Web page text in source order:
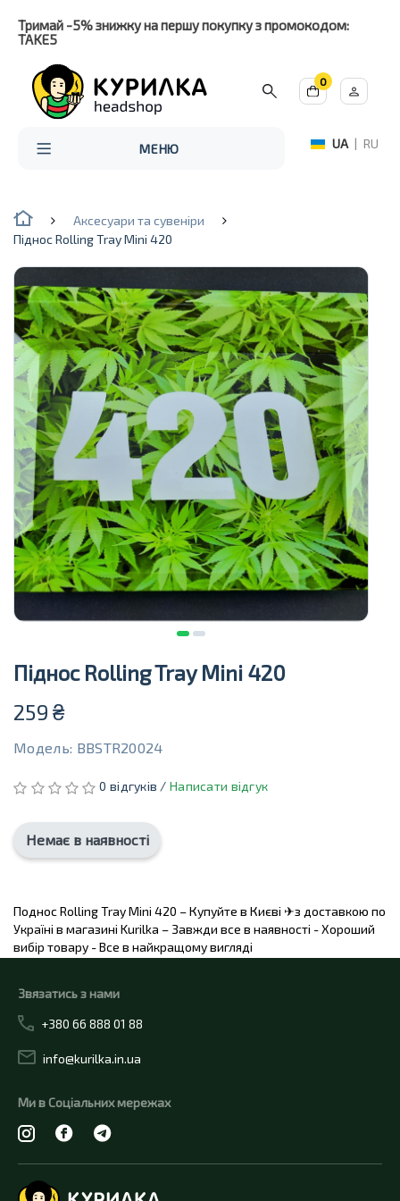
Тримай -5% знижку на першу покупку з промокодом:
TAKE5
0
МЕНЮ UA | RU
Аксесуари та сувеніри
Піднос Rolling Tray Mini 420
Піднос Rolling Tray Mini 420
259 ₴
Модель: BBSTR20024
0 відгуків /Написати відгук
Немає в наявності
Поднос Rolling Tray Mini 420 – Купуйте в Києві ✈з доставкою по
Україні в магазині Kurilka – Завжди все в наявності - Хороший
вибір товару - Все в найкращому вигляді
Звязатись з нами
+380 66 888 01 88
info@kurilka.in.ua
Ми в Соціальних мережах